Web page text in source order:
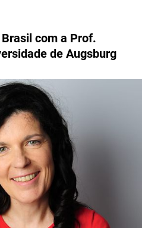
com a Prof.
de Augsburg